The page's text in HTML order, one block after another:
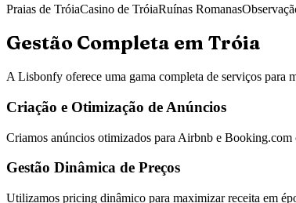
Praias de TróiaCasino de TróiaRuínas Romanas
Gestão Completa em Tróia
A Lisbonfy oferece uma gama completa de serviços para
Criação e Otimização de Anúncios
Criamos anúncios otimizados para Airbnb e
Gestão Dinâmica de Preços
Utilizamos pricing dinâmico para maximizar receita em